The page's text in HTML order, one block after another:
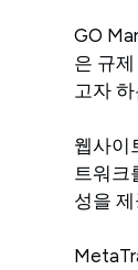
GO
은 규
고자
웹사이
트워크
성을